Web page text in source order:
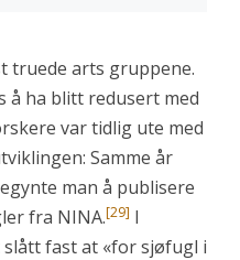
truede arts gruppene.
å ha blitt redusert med
var tidlig ute med
Samme år
man å publisere
fra NINA.[29] I
fast at «for sjøfugl i